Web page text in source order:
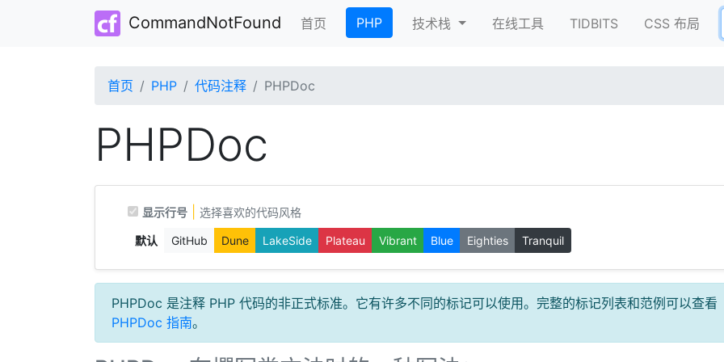
CommandNotFound 首页 (current)
PHP 技术栈 在线工具 TIDBITS CSS 布局
首页 PHP 代码注释 PHPDoc
PHPDoc
显示行号 选择喜欢的代码风格
默认 GitHub Dune LakeSide Plateau Vibrant Blue Eighties Tranquil
PHPDoc 是注释 PHP 代码的非正式标准。它有许多不同的标记可以使用。完整的标记列表和范例可以查看
PHPDoc 指南。